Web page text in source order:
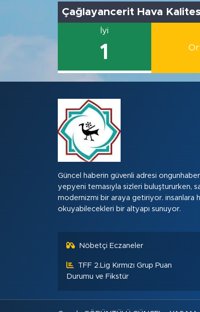
Çağlayancerit Hava
İyi
1
Güncel haberin güvenli adresi
yepyeni temasıyla sizleri buluştururken,
modernizmi bir araya getiriyor. insanlara
okuyabilecekleri bir altyapı sunuyor.
Nöbetçi Eczaneler
TFF 2.Lig Kırmızı Grup Puan
Durumu ve Fikstür